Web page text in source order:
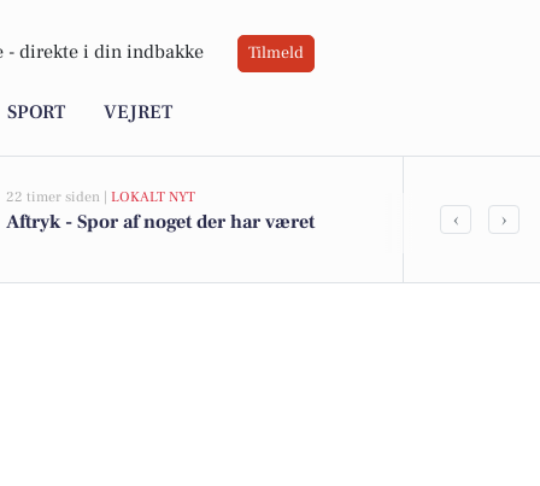
- direkte i din indbakke Tilmeld
SPORT VEJRET
22 timer siden | LOKALT NYT
Aftryk - Spor af noget der har været ‹ ›